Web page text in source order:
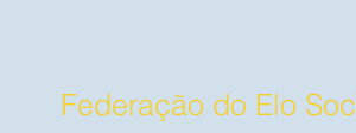
Federação do Elo